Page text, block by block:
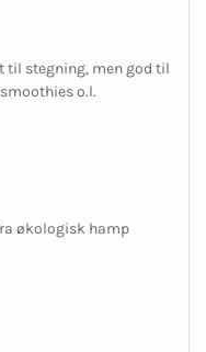
til stegning, men god til
o.l.
økologisk hamp